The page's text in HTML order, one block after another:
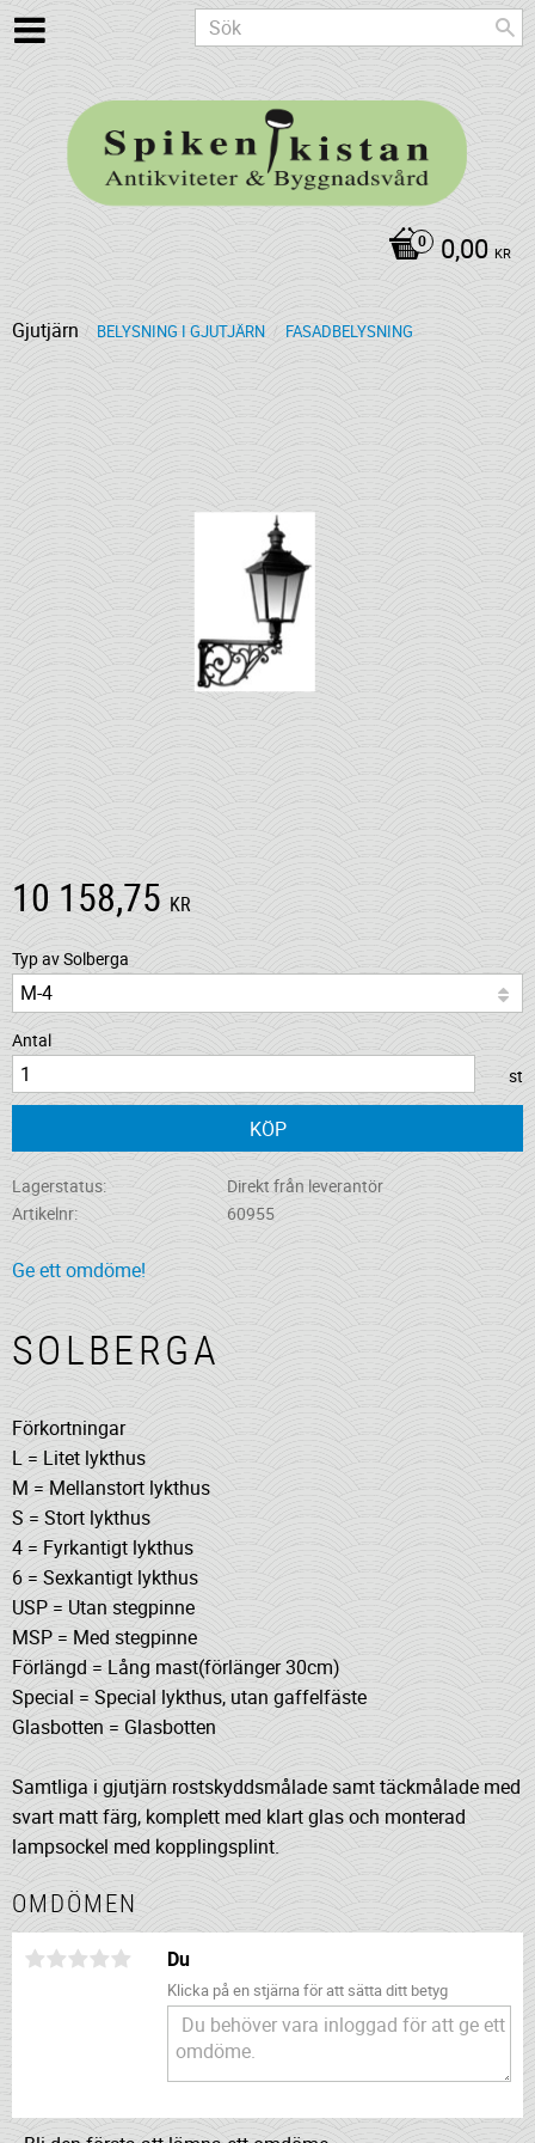
0,00 KR
Gjutjärn BELYSNING I GJUTJÄRN FASADBELYSNING
10 158,75 KR
Typ av Solberga
Antal
st
KÖP
Lagerstatus
Direkt från leverantör
Artikelnr
60955
Ge ett omdöme!
SOLBERGA
Förkortningar
L = Litet lykthus
M = Mellanstort lykthus
S = Stort lykthus
4 = Fyrkantigt lykthus
6 = Sexkantigt lykthus
USP = Utan stegpinne
MSP = Med stegpinne
Förlängd = Lång mast(förlänger 30cm)
Special = Special lykthus, utan gaffelfäste
Glasbotten = Glasbotten
Samtliga i gjutjärn rostskyddsmålade samt täckmålade med
svart matt färg, komplett med klart glas och monterad
lampsockel med kopplingsplint.
OMDÖMEN
Du
Klicka på en stjärna för att sätta ditt betyg